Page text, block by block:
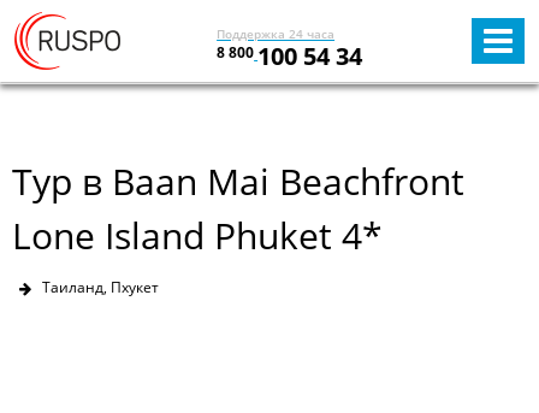
Поддержка 24 часа
8 800 100 54 34
Тур в Baan Mai Beachfront
Lone Island Phuket 4*
Таиланд, Пхукет